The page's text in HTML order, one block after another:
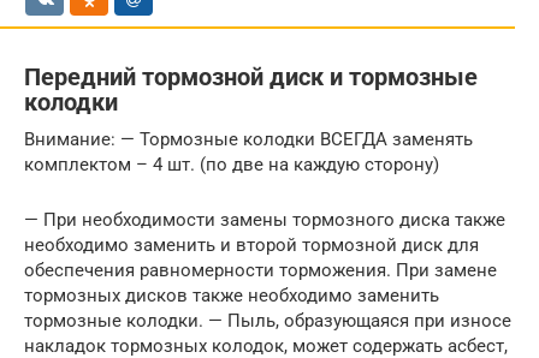
Передний тормозной диск и тормозные
колодки
Внимание: — Тормозные колодки ВСЕГДА заменять
комплектом – 4 шт. (по две на каждую сторону)
— При необходимости замены тормозного диска также
необходимо заменить и второй тормозной диск для
обеспечения равномерности торможения. При замене
тормозных дисков также необходимо заменить
тормозные колодки. — Пыль, образующаяся при износе
накладок тормозных колодок, может содержать асбест,